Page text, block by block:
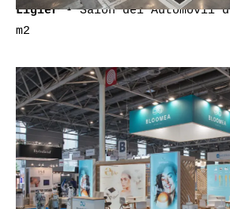
Ligier- Salón del Automóvil
m2